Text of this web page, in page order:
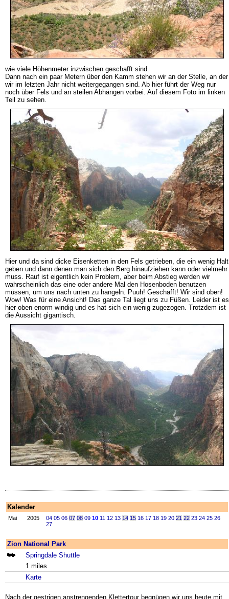
wie viele Höhenmeter inzwischen geschafft sind.
Dann nach ein paar Metern über den Kamm stehen wir an der Stelle, an der
wir im letzten Jahr nicht weitergegangen sind. Ab hier führt der Weg nur
noch über Fels und an steilen Abhängen vorbei. Auf diesem Foto im linken
Teil zu sehen.
Hier und da sind dicke Eisenketten in den Fels getrieben, die ein wenig Halt
geben und dann denen man sich den Berg hinaufziehen kann oder vielmehr
muss. Rauf ist eigentlich kein Problem, aber beim Abstieg werden wir
wahrscheinlich das eine oder andere Mal den Hosenboden benutzen
müssen, um uns nach unten zu hangeln. Puuh! Geschafft! Wir sind oben!
Wow! Was für eine Ansicht! Das ganze Tal liegt uns zu Füßen. Leider ist es
hier oben enorm windig und es hat sich ein wenig zugezogen. Trotzdem ist
die Aussicht gigantisch.
Kalender
Mai 2005 04 05 06 07 08 09 10 11 12 13 14 15 16 17 18 19 20 21 22 23 24 25 26
27
Zion National Park
Springdale Shuttle
1 miles
Karte
Nach der gestrigen anstrengenden Klettertour begnügen wir uns heute mit